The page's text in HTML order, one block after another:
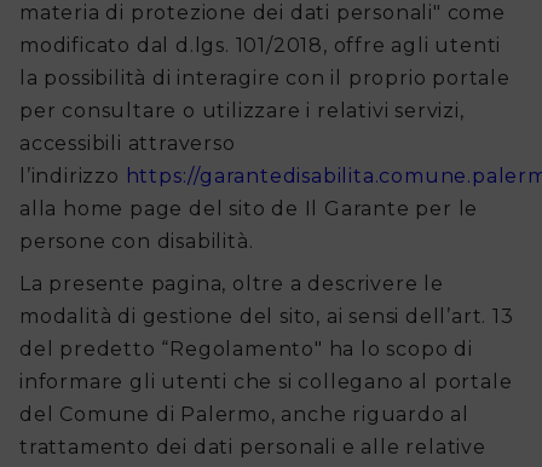
Il
Garante
Il
Comitato
primo
piano
Iniziative
FAQ
materia di protezione dei dati personali" come
modificato dal d.lgs. 101/2018, offre agli utenti
la possibilità di interagire con il proprio portale
per consultare o utilizzare i relativi servizi,
accessibili attraverso
l’indirizzo https://
alla home page del sito de Il Garante per le
persone con disabilità.
La presente pagina, oltre a descrivere le
modalità di gestione del sito, ai sensi dell’art. 13
del predetto “Regolamento" ha lo scopo di
informare gli utenti che si collegano al portale
del Comune di Palermo, anche riguardo al
trattamento dei dati personali e alle relative